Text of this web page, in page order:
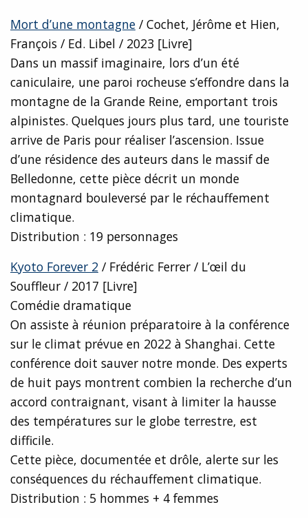
Mort d’une montagne / Cochet, Jérôme et Hien,
François / Ed. Libel / 2023 [Livre]
Dans un massif imaginaire, lors d’un été
caniculaire, une paroi rocheuse s’effondre dans la
montagne de la Grande Reine, emportant trois
alpinistes. Quelques jours plus tard, une touriste
arrive de Paris pour réaliser l’ascension. Issue
d’une résidence des auteurs dans le massif de
Belledonne, cette pièce décrit un monde
montagnard bouleversé par le réchauffement
climatique.
Distribution : 19 personnages
Kyoto Forever 2 / Frédéric Ferrer / L’œil du
Souffleur / 2017 [Livre]
Comédie dramatique
On assiste à réunion préparatoire à la conférence
sur le climat prévue en 2022 à Shanghai. Cette
conférence doit sauver notre monde. Des experts
de huit pays montrent combien la recherche d’un
accord contraignant, visant à limiter la hausse
des températures sur le globe terrestre, est
difficile.
Cette pièce, documentée et drôle, alerte sur les
conséquences du réchauffement climatique.
Distribution : 5 hommes + 4 femmes